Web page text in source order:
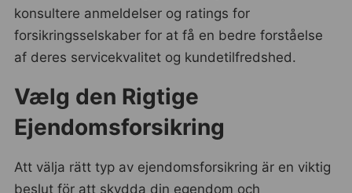
konsultere anmeldelser og ratings for
forsikringsselskaber for at få en bedre forståelse
af deres servicekvalitet og kundetilfredshed.
Vælg den Rigtige
Ejendomsforsikring
Att välja rätt typ av ejendomsforsikring är en viktig
beslut för att skydda din egendom och